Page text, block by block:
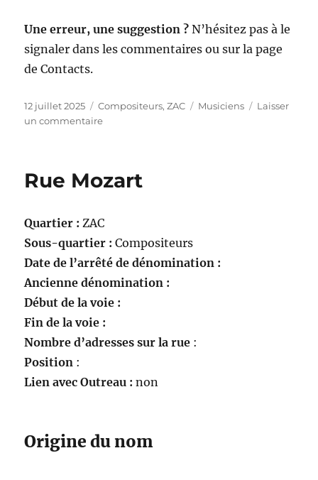
Une erreur, une suggestion ? N’hésitez pas à le
signaler dans les commentaires ou sur la page
de Contacts.
Publié
le
12 juillet 2025 Catégories
Compositeurs,ZAC Étiquettes
Musiciens
Laisser
un commentairesur
Rue Mozart
Quartier : ZAC
Sous-quartier : Compositeurs
Date de l’arrêté de dénomination :
Ancienne dénomination :
Début de la voie :
Fin de la voie :
Nombre d’adresses sur la rue :
Position :
Lien avec Outreau : non
Origine du nom